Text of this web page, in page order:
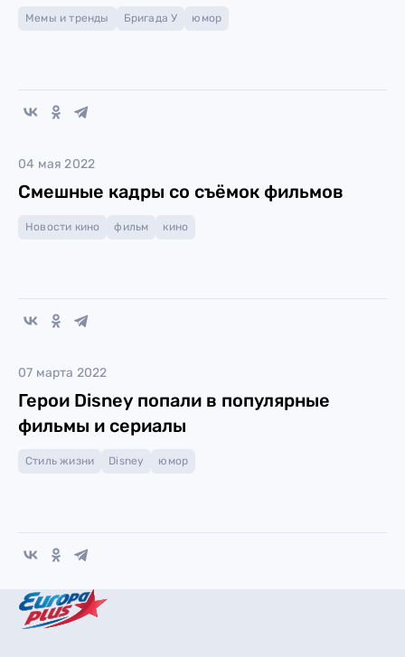
Мемы и тренды Бригада У юмор
04 мая 2022
Смешные кадры со съёмок фильмов
Новости кино фильм кино
07 марта 2022
Герои Disney попали в популярные
фильмы и сериалы
Стиль жизни Disney юмор